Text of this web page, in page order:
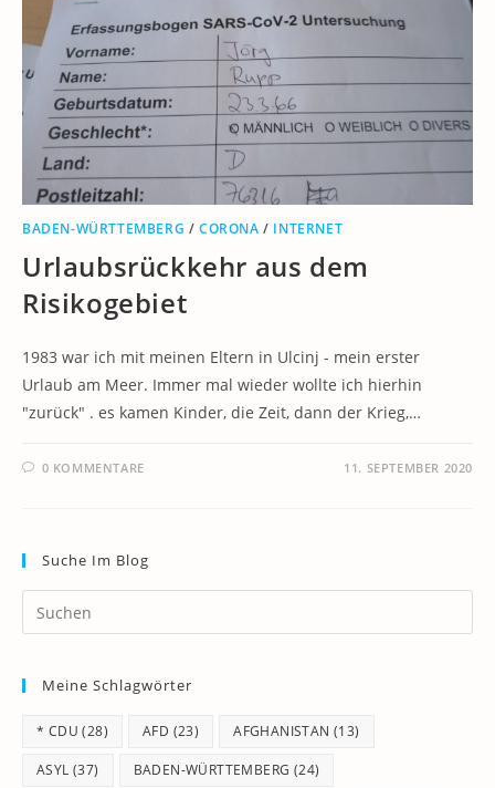
BADEN-WÜRTTEMBERG /CORONA / INTERNET
Urlaubsrückkehr aus dem
Risikogebiet
1983 war ich mit meinen Eltern in Ulcinj - mein erster
Urlaub am Meer. Immer mal wieder wollte ich hierhin
"zurück" . es kamen Kinder, die Zeit, dann der Krieg,…
0 KOMMENTARE 11. SEPTEMBER 2020
Suche Im Blog
Meine Schlagwörter
* CDU (28) AFD (23) AFGHANISTAN (13)
ASYL (37) BADEN-WÜRTTEMBERG (24)